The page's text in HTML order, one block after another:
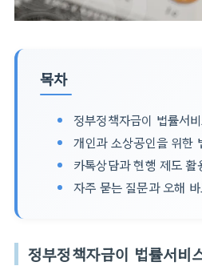
목차
정부정책자금이 법률서
개인과 소상공인을 위한
카톡상담과 현행 제도 활
자주 묻는 질문과 오해
정부정책자금이 법률서비